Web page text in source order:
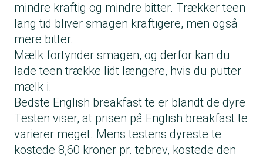
mindre kraftig og mindre bitter. Trækker teen
lang tid bliver smagen kraftigere, men også
mere bitter.
Mælk fortynder smagen, og derfor kan du
lade teen trække lidt længere, hvis du putter
mælk i.
Bedste English breakfast te er blandt de dyre
Testen viser, at prisen på English breakfast te
varierer meget. Mens testens dyreste te
kostede 8,60 kroner pr. tebrev, kostede den